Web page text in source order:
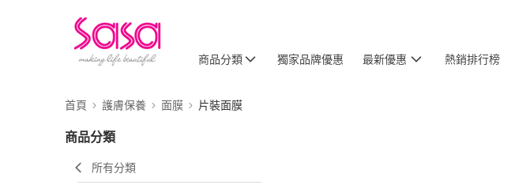
商品分類 獨家品牌優惠 最新優惠 熱銷排行榜
首頁 護膚保養 面膜 片裝面膜
商品分類
所有分類